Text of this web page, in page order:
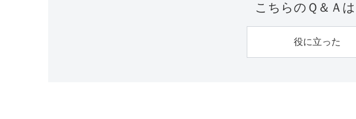
こちらのＱ＆Ａは
役に立った